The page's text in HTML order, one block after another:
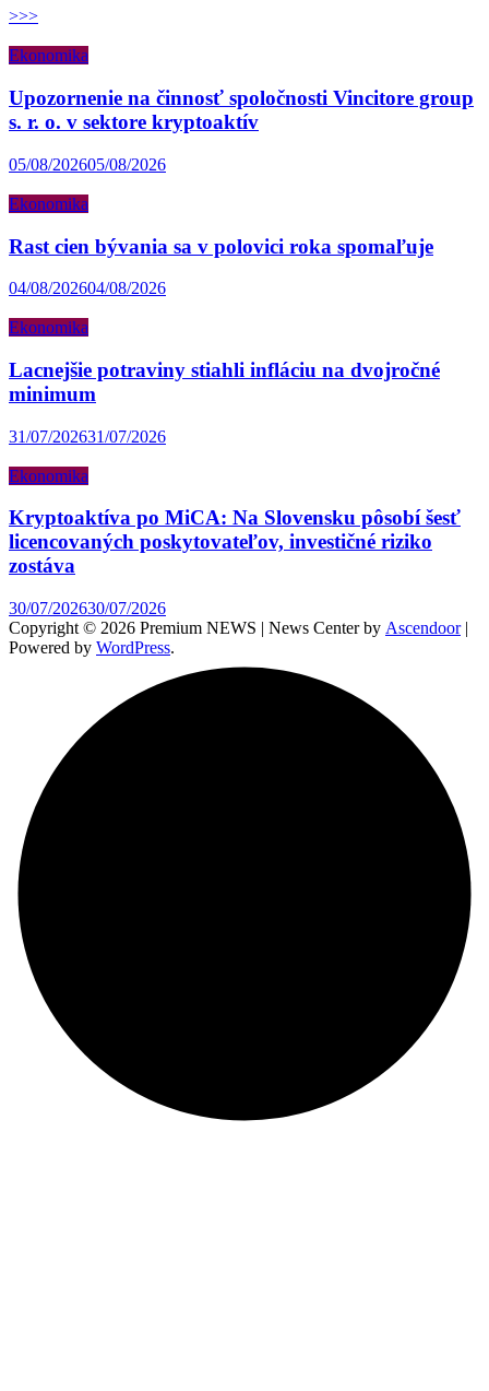
>>>
Ekonomika
Upozornenie na činnosť spoločnosti Vincitore group
s. r. o. v sektore kryptoaktív
05/08/202605/08/2026
Ekonomika
Rast cien bývania sa v polovici roka spomaľuje
04/08/202604/08/2026
Ekonomika
Lacnejšie potraviny stiahli infláciu na dvojročné
minimum
31/07/202631/07/2026
Ekonomika
Kryptoaktíva po MiCA: Na Slovensku pôsobí šesť
licencovaných poskytovateľov, investičné riziko
zostáva
30/07/202630/07/2026
Copyright © 2026 Premium NEWS | News Center by Ascendoor|
Powered by WordPress.